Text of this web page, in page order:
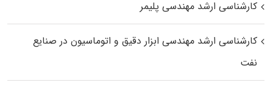
کارشناسی ارشد مهندسی پلیمر
کارشناسی ارشد مهندسی ابزار دقیق و اتوماسیون در صنایع
نفت